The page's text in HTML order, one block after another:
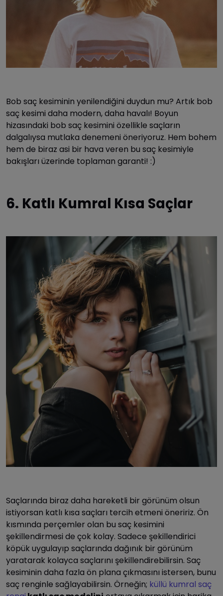
Bob saç kesiminin yenilendiğini duydun mu? Artık bob
saç kesimi daha modern, daha havalı! Boyun
hizasındaki bob saç kesimini özellikle saçların
dalgalıysa mutlaka denemeni öneriyoruz. Hem bohem
hem de biraz asi bir hava veren bu saç kesimiyle
bakışları üzerinde toplaman garanti! :)
6. Katlı Kumral Kısa Saçlar
Saçlarında biraz daha hareketli bir görünüm olsun
istiyorsan katlı kısa saçları tercih etmeni öneririz. Ön
kısmında perçemler olan bu saç kesimini
şekillendirmesi de çok kolay. Sadece şekillendirici
köpük uygulayıp saçlarında dağınık bir görünüm
yaratarak kolayca saçlarını şekillendirebilirsin. Saç
kesiminin daha fazla ön plana çıkmasını istersen, bunu
saç renginle sağlayabilirsin. Örneğin; küllü kumral saç